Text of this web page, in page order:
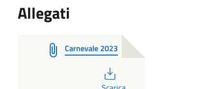
Allegati
Carnevale 2023